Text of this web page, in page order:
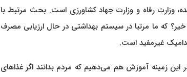
وزارت رفاه و وزارت جهاد کشاورزی است. بحث مرتبط با
که ما مرتبا در سیستم بهداشتی در حال ارزیابی مصرف
غیرمفید است.
این زمینه آموزش هم می‌دهیم که مردم بدانند اگر غذاهای